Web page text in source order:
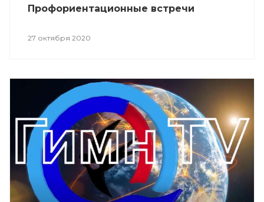
Профориентационные встречи
27 октября 2020